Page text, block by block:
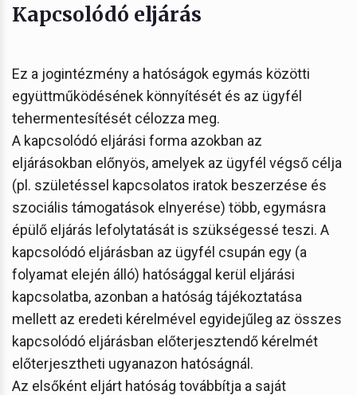
Kapcsolódó eljárás
Ez a jogintézmény a hatóságok egymás közötti
együttműködésének könnyítését és az ügyfél
tehermentesítését célozza meg.
A kapcsolódó eljárási forma azokban az
eljárásokban előnyös, amelyek az ügyfél végső célja
(pl. születéssel kapcsolatos iratok beszerzése és
szociális támogatások elnyerése) több, egymásra
épülő eljárás lefolytatását is szükségessé teszi. A
kapcsolódó eljárásban az ügyfél csupán egy (a
folyamat elején álló) hatósággal kerül eljárási
kapcsolatba, azonban a hatóság tájékoztatása
mellett az eredeti kérelmével egyidejűleg az összes
kapcsolódó eljárásban előterjesztendő kérelmét
előterjesztheti ugyanazon hatóságnál.
Az elsőként eljárt hatóság továbbítja a saját